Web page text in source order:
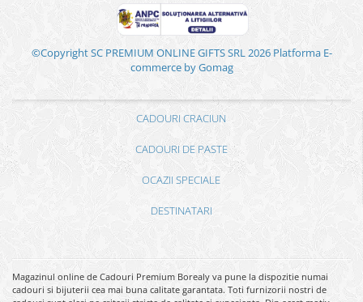
©Copyright SC PREMIUM ONLINE GIFTS SRL 2026 Platforma E-
commerce by Gomag
CADOURI CRACIUN
CADOURI DE PASTE
OCAZII SPECIALE
DESTINATARI
Magazinul online de Cadouri Premium Borealy va pune la dispozitie numai
cadouri si bijuterii cea mai buna calitate garantata. Toti furnizorii nostri de